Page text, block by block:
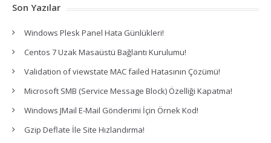
Son Yazılar
Windows Plesk Panel Hata Günlükleri!
Centos 7 Uzak Masaüstü Bağlantı Kurulumu!
Validation of viewstate MAC failed Hatasının Çözümü!
Microsoft SMB (Service Message Block) Özelliği Kapatma!
Windows JMail E-Mail Gönderimi İçin Örnek Kod!
Gzip Deflate İle Site Hızlandırma!